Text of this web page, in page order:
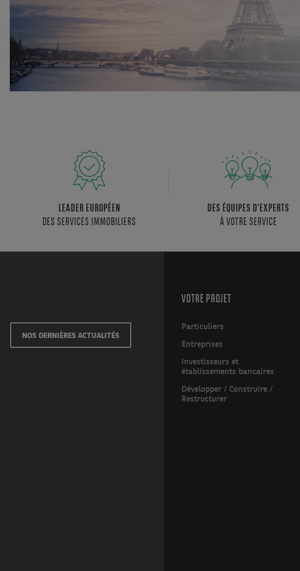
LEADER EUROPÉEN
DES SERVICES IMMOBILIERS
DES ÉQUIPES D'EXPERTS
À VOTRE SERVICE
NOS DERNIÈRES ACTUALITÉS
VOTRE PROJET
Particuliers
Entreprises
Investisseurs et
établissements bancaires
Développer / Construire /
Restructurer